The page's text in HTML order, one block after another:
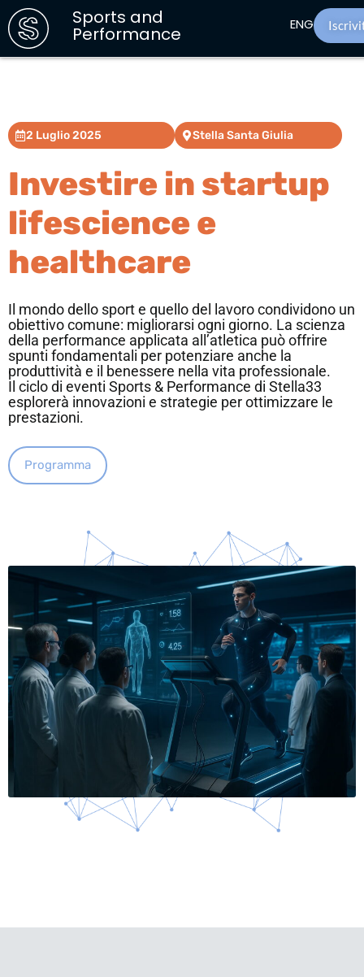
Sports and
Performance ENG
2 Luglio 2025 Stella Santa Giulia
Investire in startup
lifescience e
healthcare
Il mondo dello sport e quello del lavoro condividono un
obiettivo comune: migliorarsi ogni giorno. La scienza
della performance applicata all’atletica può offrire
spunti fondamentali per potenziare anche la
produttività e il benessere nella vita professionale.
Il ciclo di eventi Sports & Performance di Stella33
esplorerà innovazioni e strategie per ottimizzare le
prestazioni.
Programma